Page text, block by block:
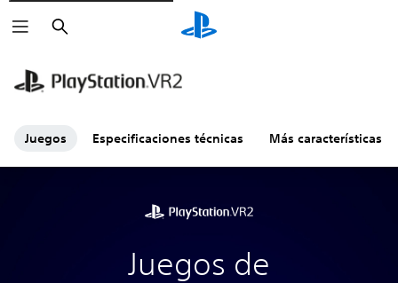
Buscar
Juegos Especificaciones técnicas Más características
Juegos de